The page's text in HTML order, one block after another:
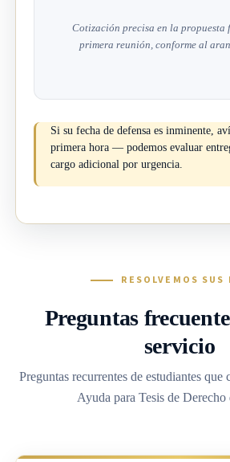
Cotización precisa en la propuesta
primera reunión, conforme al
Si su fecha de defensa es inminente,
primera hora — podemos evaluar
cargo adicional por urgencia.
RESOLVEMOS SUS
Preguntas
servicio
Preguntas recurrentes de estudiantes que
Ayuda para Tesis de Derecho